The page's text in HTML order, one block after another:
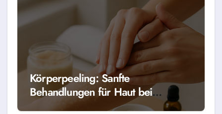
Körperpeeling: Sanfte
Behandlungen für Haut bei
HeartOfWander